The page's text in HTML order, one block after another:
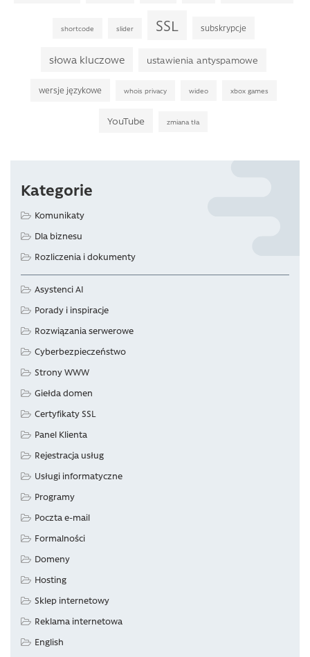
shortcode slider SSL subskrypcje
słowa kluczowe ustawienia antyspamowe
wersje językowe whois privacy wideo xbox games
YouTube zmiana tła
Kategorie
Komunikaty
Dla biznesu
Rozliczenia i dokumenty
Asystenci AI
Porady i inspiracje
Rozwiązania serwerowe
Cyberbezpieczeństwo
Strony WWW
Giełda domen
Certyfikaty SSL
Panel Klienta
Rejestracja usług
Usługi informatyczne
Programy
Poczta e-mail
Formalności
Domeny
Hosting
Sklep internetowy
Reklama internetowa
English